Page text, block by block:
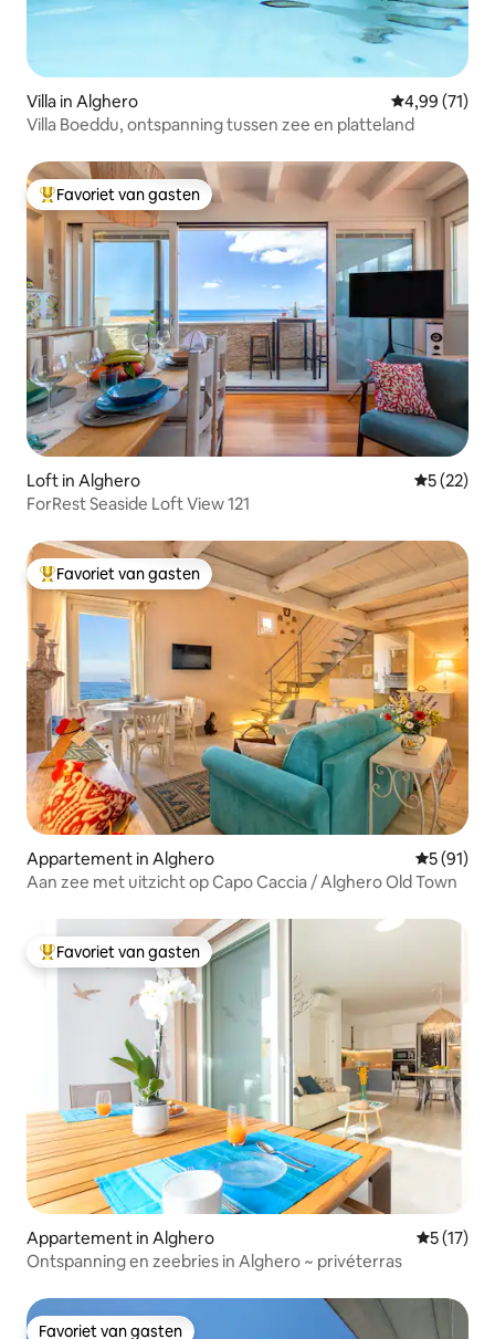
Villa in Alghero Gemiddelde
4,99 (71)
Villa Boeddu, ontspanning tussen zee en platteland
Topfavoriet van gasten
Favoriet van gasten
Loft in Alghero
5 (22)
ForRest Seaside Loft View 121
Topfavoriet van gasten
Favoriet van gasten
Appartement in Alghero
5 (91)
Aan zee met uitzicht op Capo Caccia / Alghero Old Town
Topfavoriet van gasten
Favoriet van gasten
Appartement in Alghero
5 (17)
Ontspanning en zeebries in Alghero ~ privéterras
Favoriet van gasten